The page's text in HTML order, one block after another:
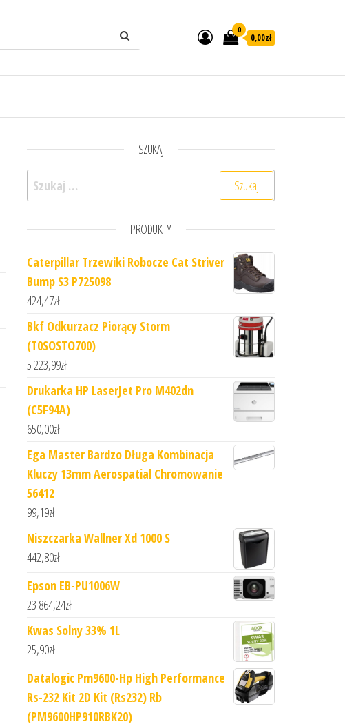
0
0,00zł
SZUKAJ
Szukaj:
PRODUKTY
Caterpillar Trzewiki Robocze Cat Striver
Bump S3 P725098
424,47zł
Bkf Odkurzacz Piorący Storm
(T0SOSTO700)
5 223,99zł
Drukarka HP LaserJet Pro M402dn
(C5F94A)
650,00zł
Ega Master Bardzo Długa Kombinacja
Kluczy 13mm Aerospatial Chromowanie
56412
99,19zł
Niszczarka Wallner Xd 1000 S
442,80zł
Epson EB-PU1006W
23 864,24zł
Kwas Solny 33% 1L
25,90zł
Datalogic Pm9600-Hp High Performance
Rs-232 Kit 2D Kit (Rs232) Rb
(PM9600HP910RBK20)